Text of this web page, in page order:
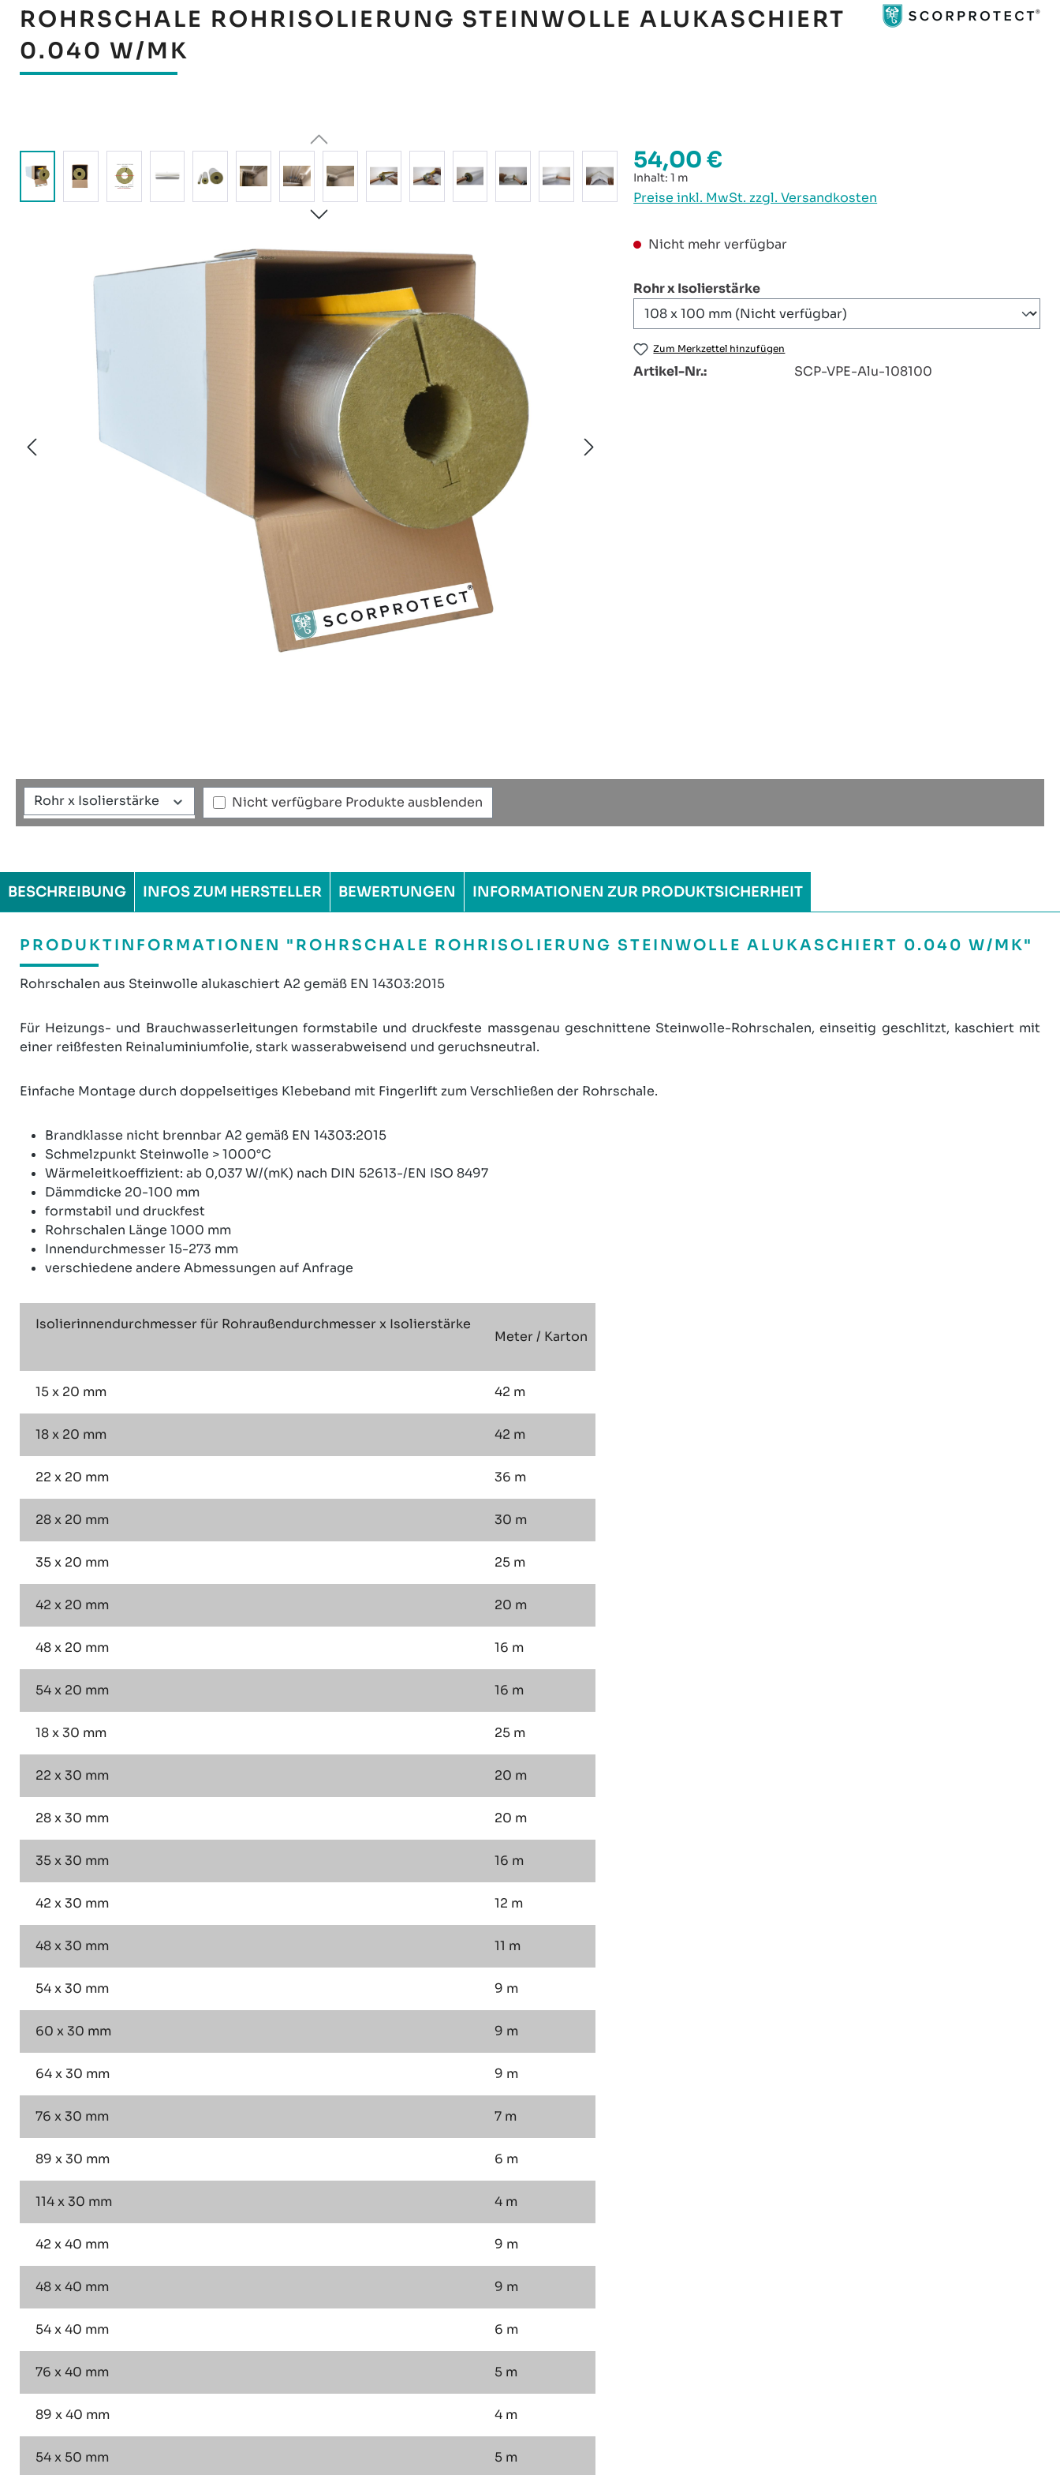
ROHRSCHALE ROHRISOLIERUNG STEINWOLLE ALUKASCHIERT
0.040 W/MK
Regulärer Preis:
54,00 €
Inhalt:1 m
Preise inkl. MwSt. zzgl. Versandkosten
Nicht mehr verfügbar
Rohr x Isolierstärkeauswählen
Zum Merkzettel hinzufügen
Artikel-Nr.: SCP-VPE-Alu-108100
Rohr x Isolierstärke Nicht verfügbare Produkte ausblenden
BESCHREIBUNG INFOS ZUM HERSTELLER BEWERTUNGEN INFORMATIONEN ZUR PRODUKTSICHERHEIT
PRODUKTINFORMATIONEN "ROHRSCHALE ROHRISOLIERUNG STEINWOLLE ALUKASCHIERT 0.040 W/MK"
Rohrschalen aus Steinwolle alukaschiert A2 gemäß EN 14303:2015
Für Heizungs- und Brauchwasserleitungen formstabile und druckfeste massgenau geschnittene Steinwolle-Rohrschalen, einseitig geschlitzt, kaschiert mit
einer reißfesten Reinaluminiumfolie, stark wasserabweisend und geruchsneutral.
Einfache Montage durch doppelseitiges Klebeband mit Fingerlift zum Verschließen der Rohrschale.
Brandklasse nicht brennbar A2 gemäß EN 14303:2015
Schmelzpunkt Steinwolle > 1000°C
Wärmeleitkoeffizient: ab 0,037 W/(mK) nach DIN 52613-/EN ISO 8497
Dämmdicke 20-100 mm
formstabil und druckfest
Rohrschalen Länge 1000 mm
Innendurchmesser 15-273 mm
verschiedene andere Abmessungen auf Anfrage
Isolierinnendurchmesser für Rohraußendurchmesser x Isolierstärke
Meter / Karton
15 x 20 mm 42 m
18 x 20 mm 42 m
22 x 20 mm 36 m
28 x 20 mm 30 m
35 x 20 mm 25 m
42 x 20 mm 20 m
48 x 20 mm 16 m
54 x 20 mm 16 m
18 x 30 mm 25 m
22 x 30 mm 20 m
28 x 30 mm 20 m
35 x 30 mm 16 m
42 x 30 mm 12 m
48 x 30 mm 11 m
54 x 30 mm 9 m
60 x 30 mm 9 m
64 x 30 mm 9 m
76 x 30 mm 7 m
89 x 30 mm 6 m
114 x 30 mm 4 m
42 x 40 mm 9 m
48 x 40 mm 9 m
54 x 40 mm 6 m
76 x 40 mm 5 m
89 x 40 mm 4 m
54 x 50 mm 5 m